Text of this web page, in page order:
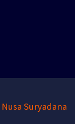
Nusa Suryadana